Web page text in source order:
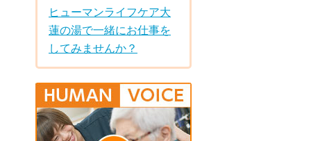
ヒューマンライフケア大
蓮の湯で一緒にお仕事を
してみませんか？